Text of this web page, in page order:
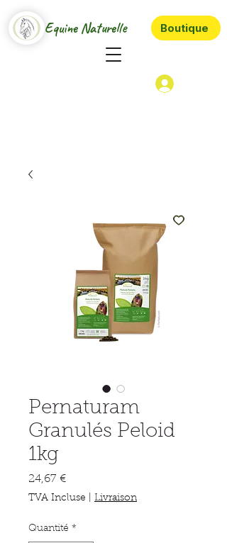
Equine Naturelle Boutique
Pernaturam
Granulés Peloid
1kg
24,67 €Prix
TVA Incluse Livraison
Quantité *